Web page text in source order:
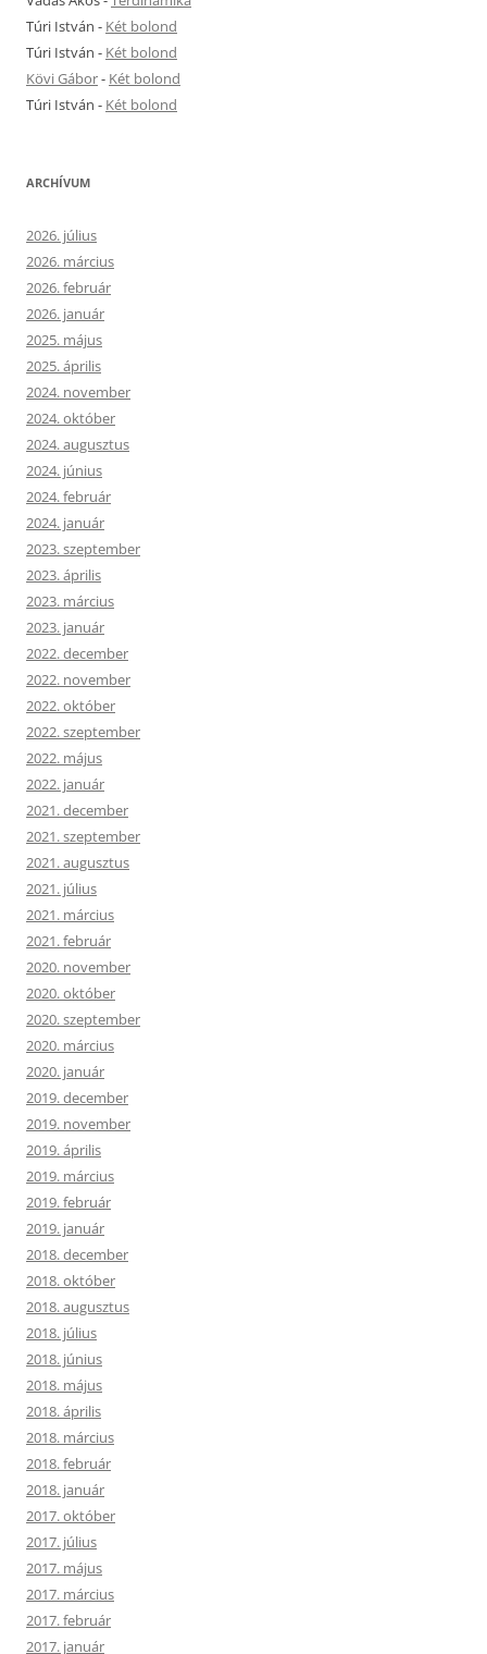
Túri István - Két bolond
Túri István - Két bolond
Kövi Gábor- Két bolond
Túri István - Két bolond
ARCHÍVUM
2026. július
2026. március
2026. február
2026. január
2025. május
2025. április
2024. november
2024. október
2024. augusztus
2024. június
2024. február
2024. január
2023. szeptember
2023. április
2023. március
2023. január
2022. december
2022. november
2022. október
2022. szeptember
2022. május
2022. január
2021. december
2021. szeptember
2021. augusztus
2021. július
2021. március
2021. február
2020. november
2020. október
2020. szeptember
2020. március
2020. január
2019. december
2019. november
2019. április
2019. március
2019. február
2019. január
2018. december
2018. október
2018. augusztus
2018. július
2018. június
2018. május
2018. április
2018. március
2018. február
2018. január
2017. október
2017. július
2017. május
2017. március
2017. február
2017. január